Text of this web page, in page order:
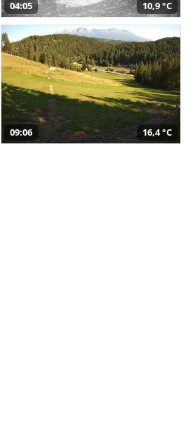
04:05 10,9 °C
09:06 16,4 °C